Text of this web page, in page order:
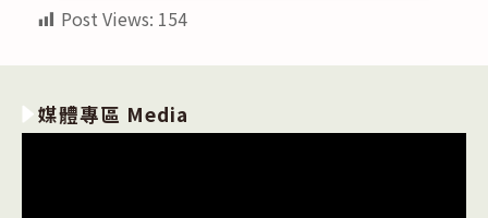
Post Views: 154
媒體專區 Media